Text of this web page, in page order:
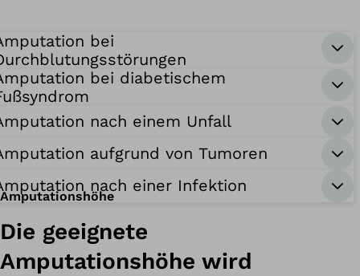
bei
bei diabetischem
nach einem Unfall
aufgrund von Tumoren
nach einer Infektion
Amputationshöhe
Die geeignete
Amputationshöhe wird